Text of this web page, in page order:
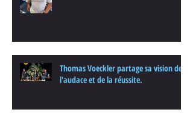
Thomas Voeckler partage sa vision de
l'audace et de la réussite.